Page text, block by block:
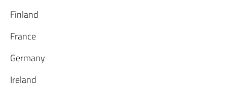
Finland
France
Germany
Ireland